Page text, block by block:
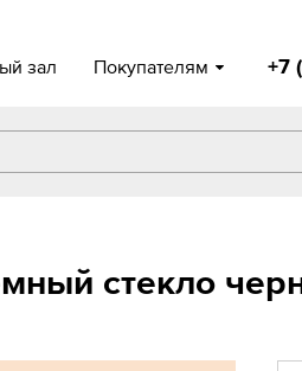
зал Покупателям +7
стекло